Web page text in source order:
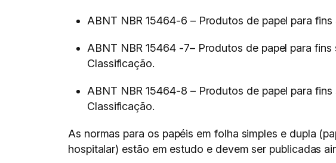
ABNT NBR 15464-6 – Produtos de papel para
ABNT NBR 15464 -7– Produtos de papel para
Classificação.
ABNT NBR 15464-8 – Produtos de papel para
Classificação.
As normas para os papéis em folha simples e dupla
hospitalar) estão em estudo e devem ser publicadas